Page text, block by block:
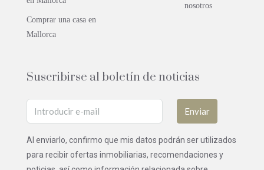
Comprar una casa en
Mallorca
nosotros
Suscribirse al boletín de noticias
Enviar
Al enviarlo, confirmo que mis datos podrán ser utilizados
para recibir ofertas inmobiliarias, recomendaciones y